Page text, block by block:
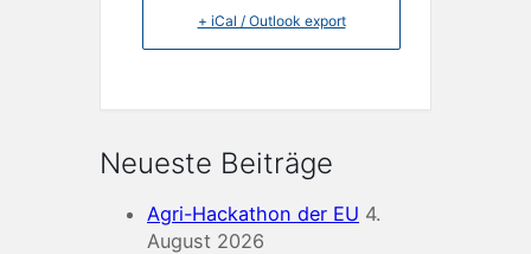
+ iCal / Outlook export
Neueste Beiträge
Agri-Hackathon der EU 4.
August 2026